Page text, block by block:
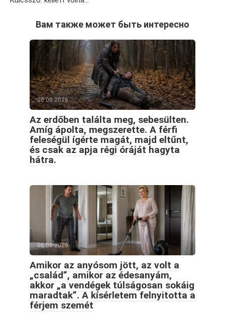
Вам также может быть интересно
06.08.2026
Az erdőben találta meg, sebesülten.
Amíg ápolta, megszerette. A férfi
feleségül ígérte magát, majd eltűnt,
és csak az apja régi óráját hagyta
hátra.
06.08.2026
Amikor az anyósom jött, az volt a
„család”, amikor az édesanyám,
akkor „a vendégek túlságosan sokáig
maradtak”. A kísérletem felnyitotta a
férjem szemét